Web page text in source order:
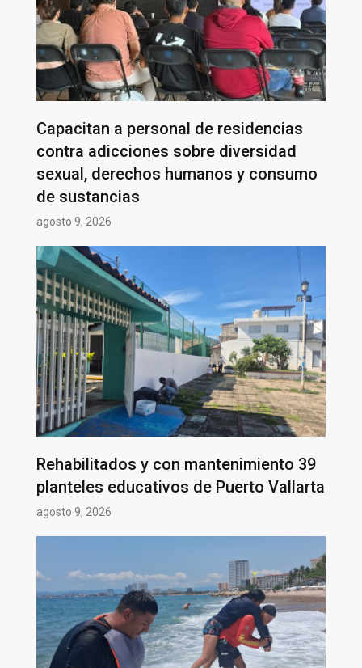
Capacitan a personal de residencias
contra adicciones sobre diversidad
sexual, derechos humanos y consumo
de sustancias
agosto 9, 2026
Rehabilitados y con mantenimiento 39
planteles educativos de Puerto Vallarta
agosto 9, 2026